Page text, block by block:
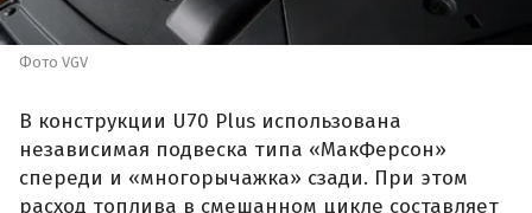
Фото VGV
В конструкции U70 Plus использована
независимая подвеска типа «МакФерсон»
спереди и «многорычажка» сзади. При этом
расход топлива в смешанном цикле составляет